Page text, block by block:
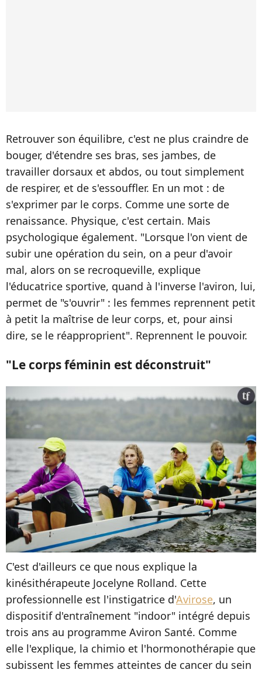
Retrouver son équilibre, c'est ne plus craindre de
bouger, d'étendre ses bras, ses jambes, de
travailler dorsaux et abdos, ou tout simplement
de respirer, et de s'essouffler. En un mot : de
s'exprimer par le corps. Comme une sorte de
renaissance. Physique, c'est certain. Mais
psychologique également. "Lorsque l'on vient de
subir une opération du sein, on a peur d'avoir
mal, alors on se recroqueville, explique
l'éducatrice sportive, quand à l'inverse l'aviron, lui,
permet de "s'ouvrir" : les femmes reprennent petit
à petit la maîtrise de leur corps, et, pour ainsi
dire, se le réapproprient". Reprennent le pouvoir.
"Le corps féminin est déconstruit"
C'est d'ailleurs ce que nous explique la
kinésithérapeute Jocelyne Rolland. Cette
professionnelle est l'instigatrice d'Avirose, un
dispositif d'entraînement "indoor" intégré depuis
trois ans au programme Aviron Santé. Comme
elle l'explique, la chimio et l'hormonothérapie que
subissent les femmes atteintes de cancer du sein